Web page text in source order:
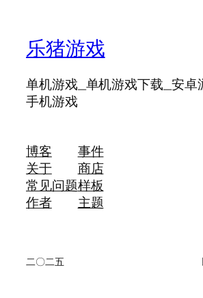
乐猪游戏
单机游戏_单机游戏下载_安卓
手机游戏
博客
关于
常见问题
作者
事件
商店
样板
主题
二〇二五